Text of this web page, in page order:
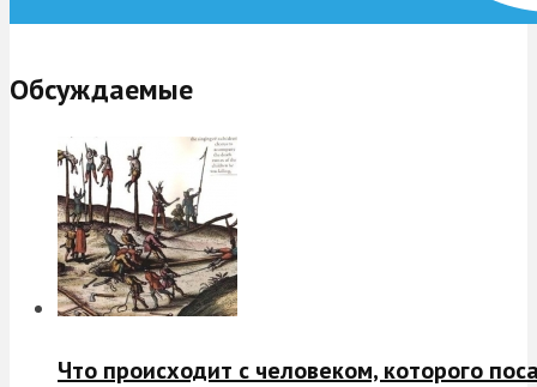
Обсуждаемые
Что происходит с человеком, которого